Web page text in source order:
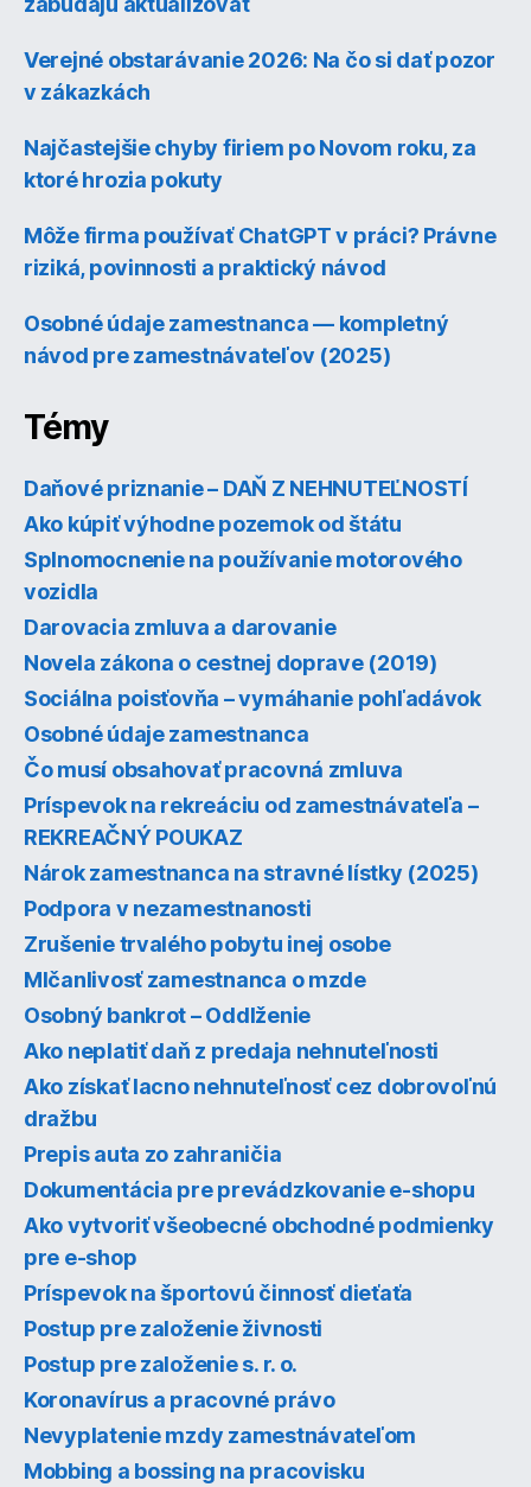
Verejné obstarávanie 2026: Na čo si dať pozor
v zákazkách
Najčastejšie chyby firiem po Novom roku, za
ktoré hrozia pokuty
Môže firma používať ChatGPT v práci? Právne
riziká, povinnosti a praktický návod
Osobné údaje zamestnanca — kompletný
návod pre zamestnávateľov (2025)
Témy
Daňové priznanie – DAŇ Z NEHNUTEĽNOSTÍ
Ako kúpiť výhodne pozemok od štátu
Splnomocnenie na používanie motorového
vozidla
Darovacia zmluva a darovanie
Novela zákona o cestnej doprave (2019)
Sociálna poisťovňa – vymáhanie pohľadávok
Osobné údaje zamestnanca
Čo musí obsahovať pracovná zmluva
Príspevok na rekreáciu od zamestnávateľa –
REKREAČNÝ POUKAZ
Nárok zamestnanca na stravné lístky (2025)
Podpora v nezamestnanosti
Zrušenie trvalého pobytu inej osobe
Mlčanlivosť zamestnanca o mzde
Osobný bankrot – Oddlženie
Ako neplatiť daň z predaja nehnuteľnosti
Ako získať lacno nehnuteľnosť cez dobrovoľnú
dražbu
Prepis auta zo zahraničia
Dokumentácia pre prevádzkovanie e-shopu
Ako vytvoriť všeobecné obchodné podmienky
pre e-shop
Príspevok na športovú činnosť dieťaťa
Postup pre založenie živnosti
Postup pre založenie s. r. o.
Koronavírus a pracovné právo
Nevyplatenie mzdy zamestnávateľom
Mobbing a bossing na pracovisku